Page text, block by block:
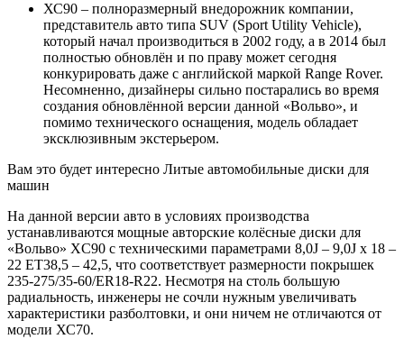
ХС90 – полноразмерный внедорожник компании,
представитель авто типа SUV (Sport Utility Vehicle),
который начал производиться в 2002 году, а в 2014 был
полностью обновлён и по праву может сегодня
конкурировать даже с английской маркой Range Rover.
Несомненно, дизайнеры сильно постарались во время
создания обновлённой версии данной «Вольво», и
помимо технического оснащения, модель обладает
эксклюзивным экстерьером.
Вам это будет интересно Литые автомобильные диски для
машин
На данной версии авто в условиях производства
устанавливаются мощные авторские колёсные диски для
«Вольво» XC90 с техническими параметрами 8,0J – 9,0J x 18 –
22 ET38,5 – 42,5, что соответствует размерности покрышек
235-275/35-60/ER18-R22. Несмотря на столь большую
радиальность, инженеры не сочли нужным увеличивать
характеристики разболтовки, и они ничем не отличаются от
модели ХС70.